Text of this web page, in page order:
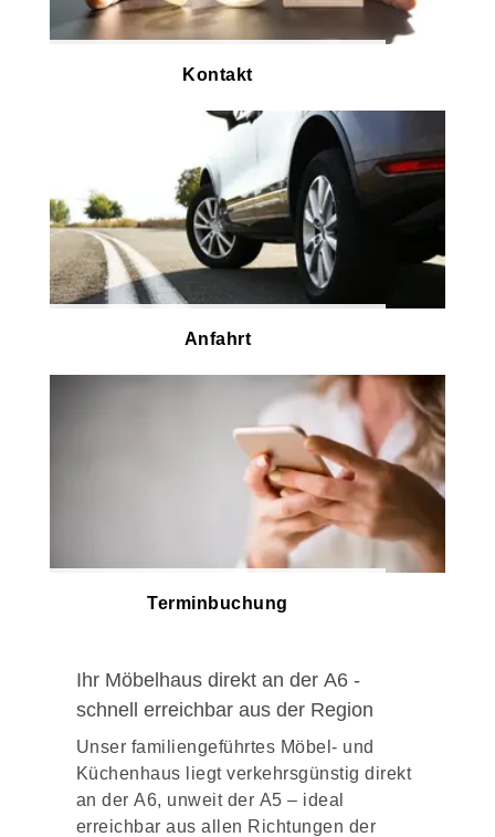
Kontakt
Anfahrt
Terminbuchung
Ihr Möbelhaus direkt an der A6 -
schnell erreichbar aus der Region
Unser familiengeführtes Möbel- und
Küchenhaus liegt verkehrsgünstig direkt
an der A6, unweit der A5 – ideal
erreichbar aus allen Richtungen der